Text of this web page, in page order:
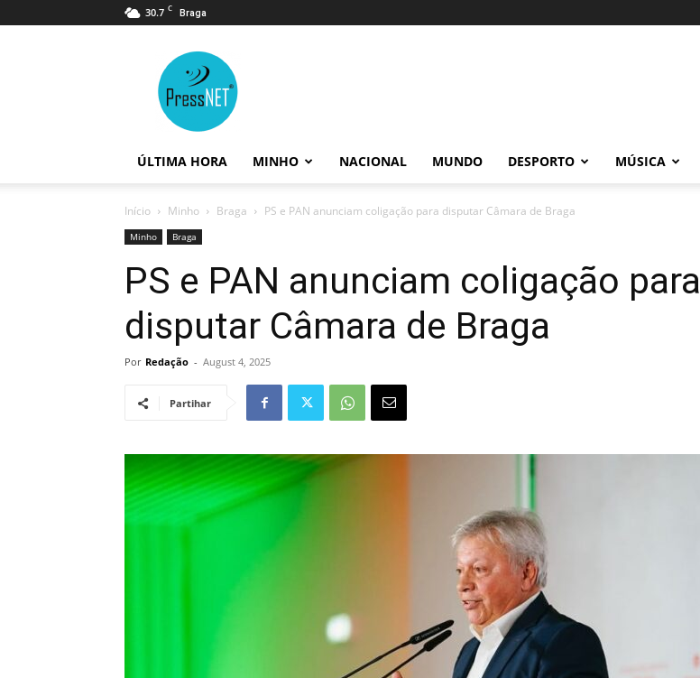
30.7 C Braga
ÚLTIMA HORA MINHO NACIONAL MUNDO DESPORTO MÚSICA
Início Minho Braga PS e PAN anunciam coligação para disputar Câmara de Braga
Minho Braga
PS e PAN anunciam coligação para
disputar Câmara de Braga
Por Redação - August 4, 2025
Partihar